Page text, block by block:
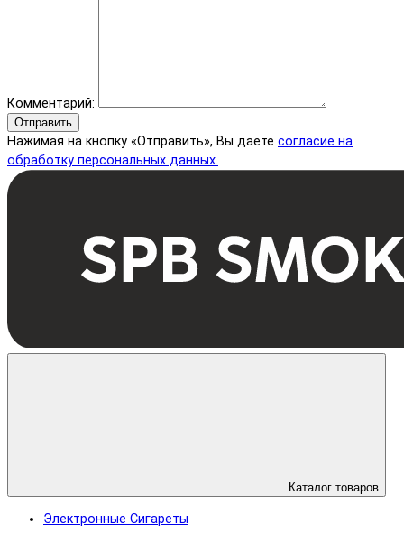
Комментарий:
Отправить
Нажимая на кнопку «Отправить», Вы даете согласие на
обработку персональных данных.
Каталог товаров
Электронные Сигареты